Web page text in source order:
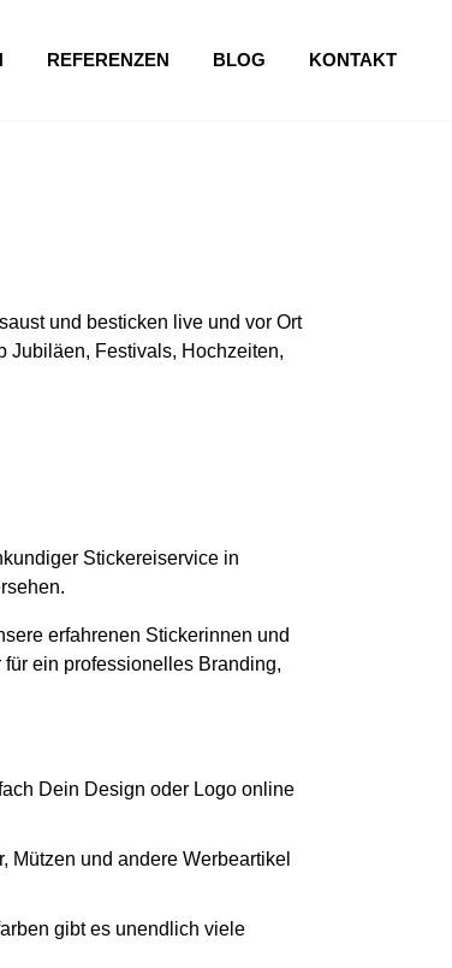
REFERENZEN BLOG KONTAKT
und besticken live und vor Ort
Jubiläen, Festivals, Hochzeiten,
Stickereiservice in
erfahrenen Stickerinnen und
ein professionelles Branding,
Dein Design oder Logo online
Mützen und andere Werbeartikel
gibt es unendlich viele